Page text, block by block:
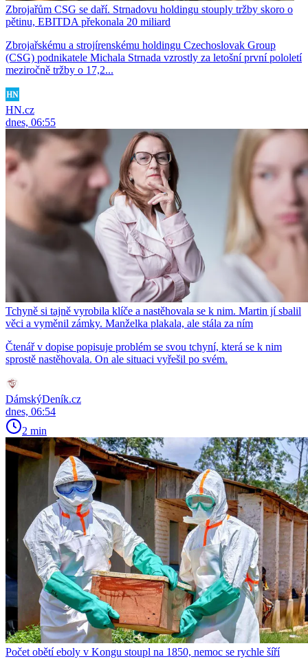
Zbrojařům CSG se daří. Strnadovu holdingu stouply tržby skoro o
pětinu, EBITDA překonala 20 miliard
Zbrojařskému a strojírenskému holdingu Czechoslovak Group
(CSG) podnikatele Michala Strnada vzrostly za letošní první pololetí
meziročně tržby o 17,2...
HN.cz
dnes, 06:55
Tchyně si tajně vyrobila klíče a nastěhovala se k nim. Martin jí sbalil
věci a vyměnil zámky. Manželka plakala, ale stála za ním
Čtenář v dopise popisuje problém se svou tchyní, která se k nim
sprostě nastěhovala. On ale situaci vyřešil po svém.
DámskýDeník.cz
dnes, 06:54
2 min
Počet obětí eboly v Kongu stoupl na 1850, nemoc se rychle šíří